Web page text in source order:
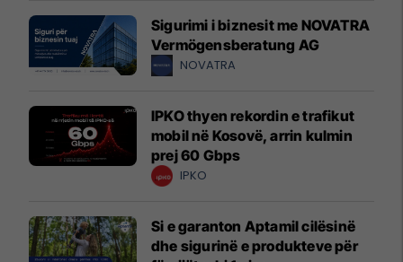
Sigurimi i biznesit me NOVATRA
Vermögensberatung AG
NOVATRA
IPKO thyen rekordin e trafikut
mobil në Kosovë, arrin kulmin
prej 60 Gbps
IPKO
Si e garanton Aptamil cilësinë
dhe sigurinë e produkteve për